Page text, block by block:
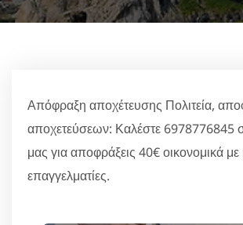
Απόφραξη αποχέτευσης Πολιτεία,
αποχετεύσεων: Καλέστε 6978776845
μας για αποφράξεις 40€ οικονομικά
επαγγελματίες.